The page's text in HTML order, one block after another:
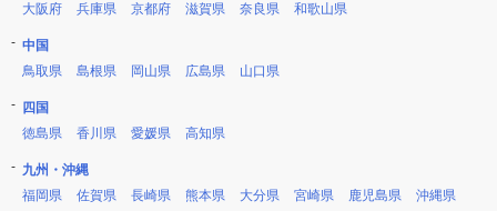
大阪府
兵庫県 京都府 滋賀県 奈良県 和歌山県
中国
鳥取県
島根県 岡山県 広島県 山口県
四国
徳島県
香川県 愛媛県 高知県
九州・沖縄
福岡県
佐賀県 長崎県 熊本県 大分県 宮崎県 鹿児島県 沖縄県